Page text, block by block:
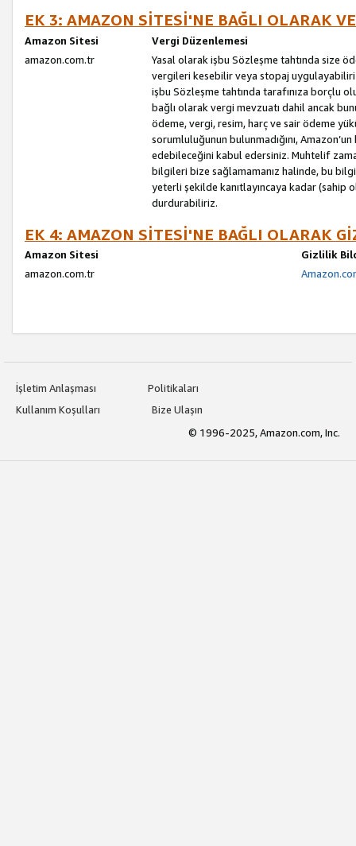
EK 3: AMAZON SİTESİ'NE BAĞLI OLARAK
Amazon Sitesi
Vergi Düzenlemesi
amazon.com.tr
Yasal olarak işbu Sözleşme tahtında size
vergileri kesebilir veya stopaj
işbu Sözleşme tahtında tarafınıza borçlu
bağlı olarak vergi mevzuatı dahil ancak
ödeme, vergi, resim, harç ve sair ödeme
sorumluluğunun bulunmadığını,
edebileceğini kabul edersiniz. Muhtelif
bilgileri bize sağlamamanız halinde, bu
yeterli şekilde kanıtlayıncaya kadar
durdurabiliriz.
EK 4: AMAZON SİTESİ'NE BAĞLI OLARAK
Amazon Sitesi
Gizlilik
amazon.com.tr
İşletim Anlaşması
Politikaları
Kullanım Koşulları
Bize Ulaşın
© 1996-2025, Amazon.com, Inc.